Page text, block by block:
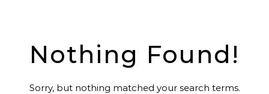
Nothing Found!
Sorry, but nothing matched your search terms.